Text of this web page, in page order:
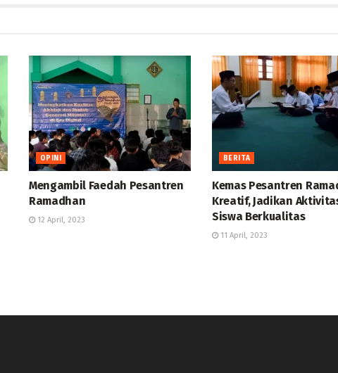
OPINI
Mengambil Faedah Pesantren
Ramadhan
12 April, 2023
BERITA
Kemas Pesantren
Kreatif, Jadikan
Siswa Berkualitas
11 April, 2023